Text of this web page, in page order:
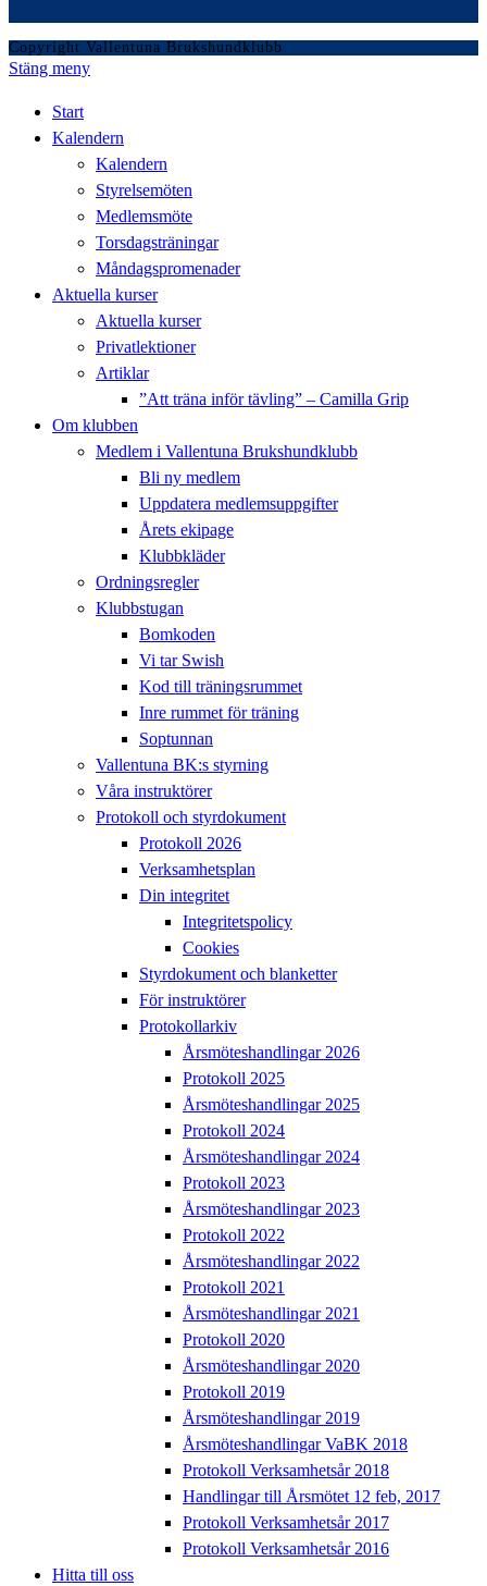
Copyright Vallentuna Brukshundklubb
Stäng meny
Start
Kalendern
Kalendern
Styrelsemöten
Medlemsmöte
Torsdagsträningar
Måndagspromenader
Aktuella kurser
Aktuella kurser
Privatlektioner
Artiklar
”Att träna inför tävling” – Camilla Grip
Om klubben
Medlem i Vallentuna Brukshundklubb
Bli ny medlem
Uppdatera medlemsuppgifter
Årets ekipage
Klubbkläder
Ordningsregler
Klubbstugan
Bomkoden
Vi tar Swish
Kod till träningsrummet
Inre rummet för träning
Soptunnan
Vallentuna BK:s styrning
Våra instruktörer
Protokoll och styrdokument
Protokoll 2026
Verksamhetsplan
Din integritet
Integritetspolicy
Cookies
Styrdokument och blanketter
För instruktörer
Protokollarkiv
Årsmöteshandlingar 2026
Protokoll 2025
Årsmöteshandlingar 2025
Protokoll 2024
Årsmöteshandlingar 2024
Protokoll 2023
Årsmöteshandlingar 2023
Protokoll 2022
Årsmöteshandlingar 2022
Protokoll 2021
Årsmöteshandlingar 2021
Protokoll 2020
Årsmöteshandlingar 2020
Protokoll 2019
Årsmöteshandlingar 2019
Årsmöteshandlingar VaBK 2018
Protokoll Verksamhetsår 2018
Handlingar till Årsmötet 12 feb, 2017
Protokoll Verksamhetsår 2017
Protokoll Verksamhetsår 2016
Hitta till oss